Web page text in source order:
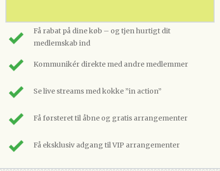
Få rabat på dine køb – og tjen hurtigt dit
medlemskab ind
Kommunikér direkte med andre medlemmer
Se live streams med kokke ”in action”
Få førsteret til åbne og gratis arrangementer
Få eksklusiv adgang til VIP arrangementer